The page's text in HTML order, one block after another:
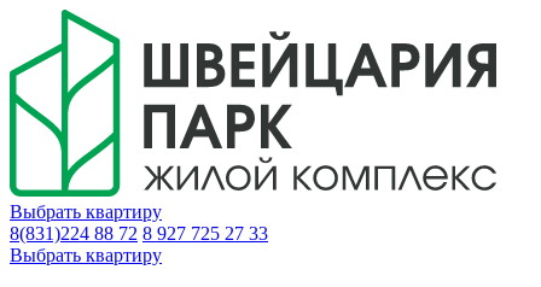
Выбрать квартиру
8(831)224 88 72 8 927 725 27 33
Выбрать квартиру